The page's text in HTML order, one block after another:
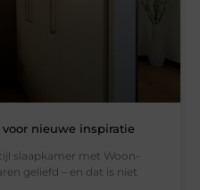
nieuwe inspiratie
slaapkamer met Woon-
geliefd – en dat is niet